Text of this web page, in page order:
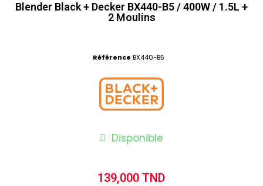
Blender Black + Decker BX440-B5 / 400W / 1.5L +
2 Moulins
Référence BX440-B5
Disponible
139,000 TND